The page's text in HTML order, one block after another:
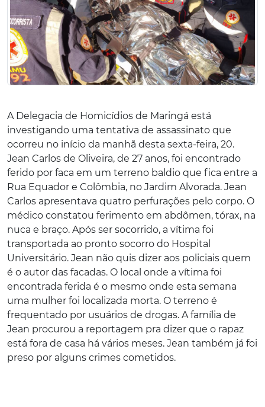
A Delegacia de Homicídios de Maringá está
investigando uma tentativa de assassinato que
ocorreu no início da manhã desta sexta-feira, 20.
Jean Carlos de Oliveira, de 27 anos, foi encontrado
ferido por faca em um terreno baldio que fica entre a
Rua Equador e Colômbia, no Jardim Alvorada. Jean
Carlos apresentava quatro perfurações pelo corpo. O
médico constatou ferimento em abdômen, tórax, na
nuca e braço. Após ser socorrido, a vítima foi
transportada ao pronto socorro do Hospital
Universitário. Jean não quis dizer aos policiais quem
é o autor das facadas. O local onde a vítima foi
encontrada ferida é o mesmo onde esta semana
uma mulher foi localizada morta. O terreno é
frequentado por usuários de drogas. A família de
Jean procurou a reportagem pra dizer que o rapaz
está fora de casa há vários meses. Jean também já foi
preso por alguns crimes cometidos.